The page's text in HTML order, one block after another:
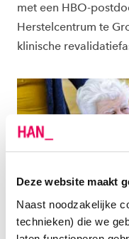
Deze website maakt
Naast noodzakelijke
technieken) die we
met een HBO-
Herstelcentrum te
klinische
RESULTATEN